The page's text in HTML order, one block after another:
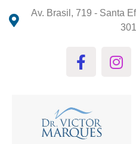
Av. Brasil, 719 - Santa